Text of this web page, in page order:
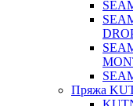
Пряжа